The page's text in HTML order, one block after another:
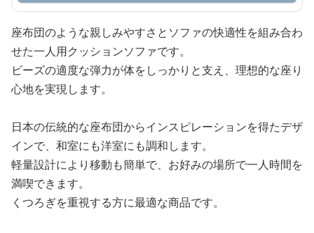
座布団のような親しみやすさとソファの快適性を組み合わ
せた一人用クッションソファです。
ビーズの適度な弾力が体をしっかりと支え、理想的な座り
心地を実現します。
日本の伝統的な座布団からインスピレーションを得たデザ
インで、和室にも洋室にも調和します。
軽量設計により移動も簡単で、お好みの場所で一人時間を
満喫できます。
くつろぎを重視する方に最適な商品です。